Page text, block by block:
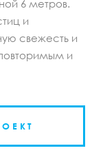
6 метров.
и
свежесть и
и